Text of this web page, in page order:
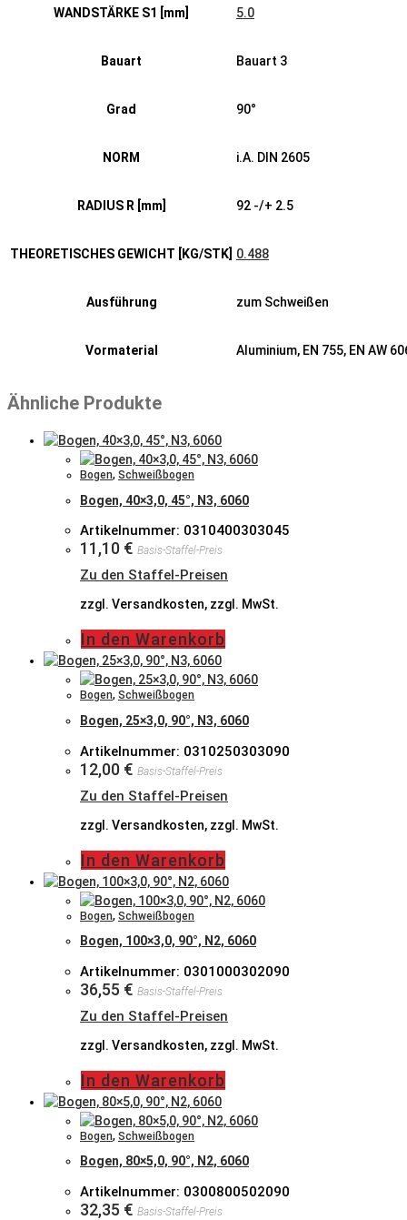
WANDSTÄRKE S1 [mm] 5.0
Bauart Bauart 3
Grad 90°
NORM i.A. DIN 2605
RADIUS R [mm] 92 -/+ 2.5
THEORETISCHES GEWICHT [KG/STK] 0.488
Ausführung zum Schweißen
Vormaterial Aluminium, EN 755, EN AW
Ähnliche Produkte
Bogen, Schweißbogen
Bogen, 40×3,0, 45°, N3, 6060
Artikelnummer: 0310400303045
11,10 € Basis-Staffel-Preis
Zu den Staffel-Preisen
zzgl. Versandkosten, zzgl. MwSt.
In den Warenkorb
Bogen, Schweißbogen
Bogen, 25×3,0, 90°, N3, 6060
Artikelnummer: 0310250303090
12,00 € Basis-Staffel-Preis
Zu den Staffel-Preisen
zzgl. Versandkosten, zzgl. MwSt.
In den Warenkorb
Bogen, Schweißbogen
Bogen, 100×3,0, 90°, N2, 6060
Artikelnummer: 0301000302090
36,55 € Basis-Staffel-Preis
Zu den Staffel-Preisen
zzgl. Versandkosten, zzgl. MwSt.
In den Warenkorb
Bogen, Schweißbogen
Bogen, 80×5,0, 90°, N2, 6060
Artikelnummer: 0300800502090
32,35 € Basis-Staffel-Preis